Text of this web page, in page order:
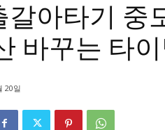
갈아타기 중
바꾸는 타이
20일